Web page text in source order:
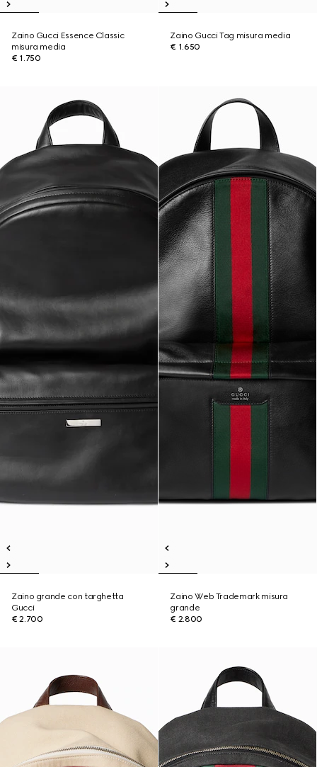
Zaino Gucci Essence Classic
misura media
€ 1.750
Zaino Gucci Tag misura media
€ 1.650
Zaino grande con targhetta
Gucci
€ 2.700
Zaino Web Trademark misura
grande
€ 2.800